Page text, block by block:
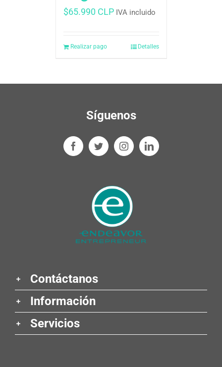
$65.990 CLP IVA incluido
Realizar pago Detalles
Síguenos
Contáctanos
Información
Servicios